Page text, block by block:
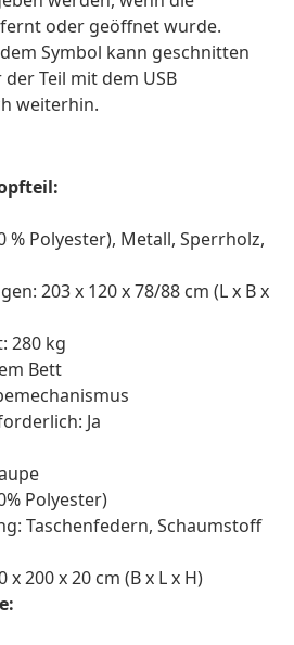
oder geöffnet wurde.
Symbol kann geschnitten
Teil mit dem USB
weiterhin.
% Polyester), Metall, Sperrholz,
203 x 120 x 78/88 cm (L x B x
280 kg
Bett
Ja
Polyester)
Taschenfedern, Schaumstoff
200 x 20 cm (B x L x H)